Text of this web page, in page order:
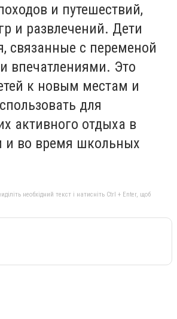
и путешествий,
и развлечений. Дети
связанные с переменой
впечатлениями. Это
к новым местам и
для
активного отдыха в
и во время школьных
необхідний текст і натисніть Ctrl + Enter, щоб